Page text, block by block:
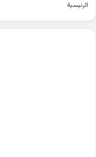
الرئيسية